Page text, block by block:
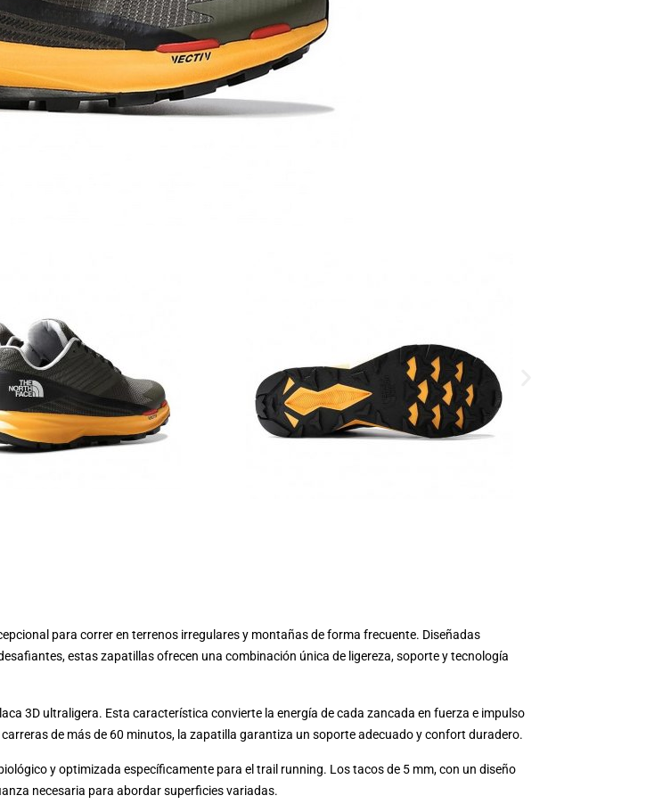
para correr en terrenos irregulares y montañas de forma frecuente. Diseñadas
estas zapatillas ofrecen una combinación única de ligereza, soporte y tecnología
3D ultraligera. Esta característica convierte la energía de cada zancada en fuerza e impulso
de más de 60 minutos, la zapatilla garantiza un soporte adecuado y confort duradero.
y optimizada específicamente para el trail running. Los tacos de 5 mm, con un diseño
necesaria para abordar superficies variadas.